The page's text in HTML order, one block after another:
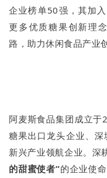
企业榜单50强，其加
更多优质糖果创新理
路，助力休闲食品产业
阿麦斯食品集团成立于
糖果出口龙头企业、
新兴产业领航企业。深
的甜蜜使者”的企业使